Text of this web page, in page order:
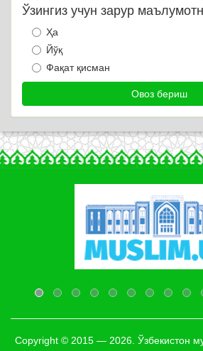
Ўзингиз учун зарур
Ҳа
Йўқ
Фақат қисман
Copyright © 2015 — 2026. Ўзбекистон